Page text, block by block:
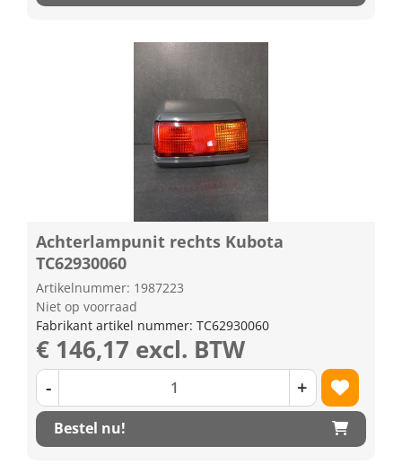
Achterlampunit rechts Kubota
TC62930060
Artikelnummer: 1987223
Niet op voorraad
Fabrikant artikel nummer: TC62930060
€ 146,17 excl. BTW
- +
Bestel nu!